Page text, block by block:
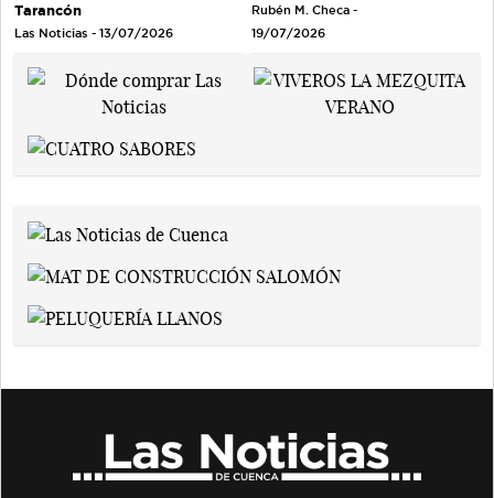
Tarancón
Las Noticias - 13/07/2026
Rubén M. Checa -
19/07/2026